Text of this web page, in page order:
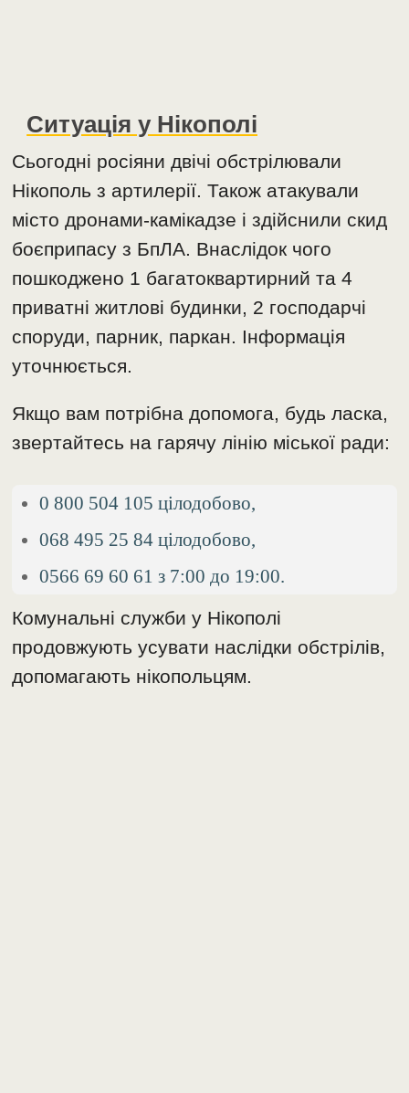
Ситуація у Нікополі
Сьогодні росіяни двічі обстрілювали
Нікополь з артилерії. Також атакували
місто дронами-камікадзе і здійснили скид
боєприпасу з БпЛА. Внаслідок чого
пошкоджено 1 багатоквартирний та 4
приватні житлові будинки, 2 господарчі
споруди, парник, паркан. Інформація
уточнюється.
Якщо вам потрібна допомога, будь ласка,
звертайтесь на гарячу лінію міської ради:
0 800 504 105 цілодобово,
068 495 25 84 цілодобово,
0566 69 60 61 з 7:00 до 19:00.
Комунальні служби у Нікополі
продовжують усувати наслідки обстрілів,
допомагають нікопольцям.